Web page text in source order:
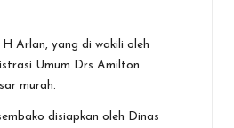
Arlan, yang di wakili oleh
Umum Drs Amilton
murah.
disiapkan oleh Dinas